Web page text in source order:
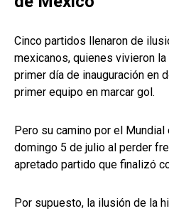
Cinco partidos llenaron de
mexicanos, quienes vivieron
primer día de inauguración en
primer equipo en marcar gol.
Pero su camino por el
domingo 5 de julio al perder
apretado partido que finalizó
Por supuesto, la ilusión de la